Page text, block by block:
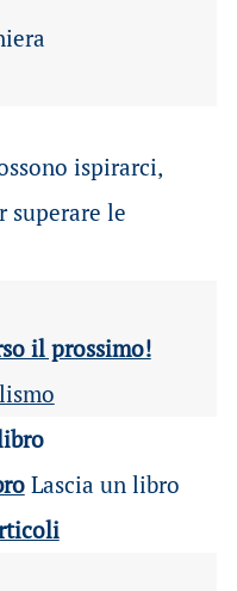
ispirarci,
superare le
il prossimo!
Lascia un libro